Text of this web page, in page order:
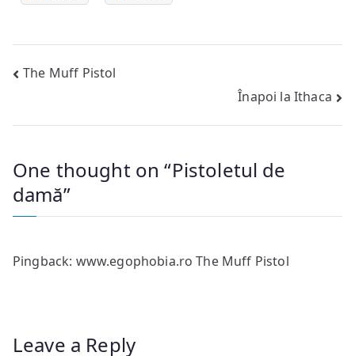
Post
The Muff Pistol
Înapoi la Ithaca
One thought on “Pistoletul de
damă”
Pingback: www.egophobia.ro The Muff Pistol
Leave a Reply